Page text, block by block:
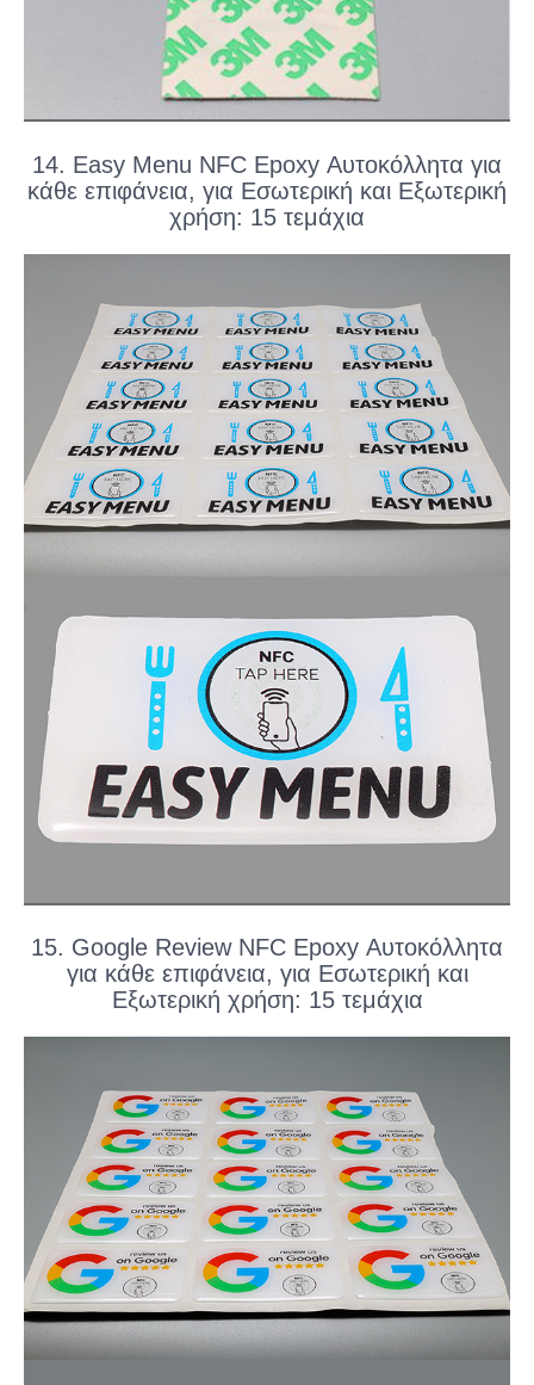
14. Easy Menu NFC Epoxy Αυτοκόλλητα για
κάθε επιφάνεια, για Εσωτερική και Εξωτερική
χρήση: 15 τεμάχια
15. Google Review NFC Epoxy Αυτοκόλλητα
για κάθε επιφάνεια, για Εσωτερική και
Εξωτερική χρήση: 15 τεμάχια